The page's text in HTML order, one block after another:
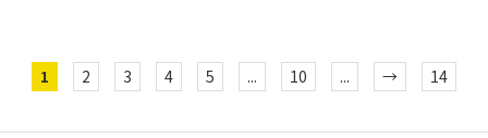
1 2 3 4 5 ... 10 ... → 14